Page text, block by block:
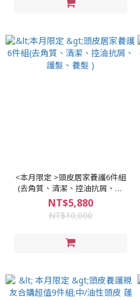
<本月限定 >頭皮居家養護6件組
(去角質、清潔、控油抗屑、護
髮、養髮 )
NT$5,880
NT$10,000